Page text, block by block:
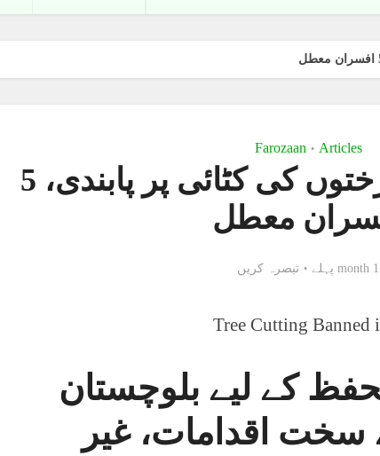
Articles
•
Farozaan
بلوچستان میں درختوں کی کٹائی پر پابندی، 5
معطل
1 month پہلے تبصرہ کریں
کے لیے بلوچستان
اقدامات، غیر